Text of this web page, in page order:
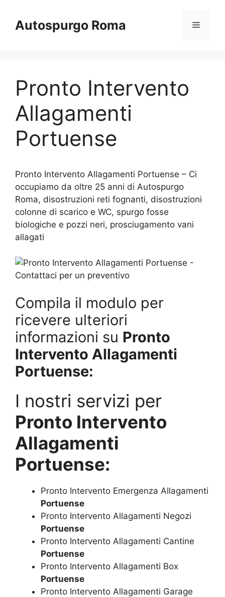
contenuto
Autospurgo Roma Menu
Pronto Intervento
Allagamenti
Portuense
Pronto Intervento Allagamenti Portuense – Ci
occupiamo da oltre 25 anni di Autospurgo
Roma, disostruzioni reti fognanti, disostruzioni
colonne di scarico e WC, spurgo fosse
biologiche e pozzi neri, prosciugamento vani
allagati
Compila il modulo per
ricevere ulteriori
informazioni su Pronto
Intervento Allagamenti
Portuense:
I nostri servizi per
Pronto Intervento
Allagamenti
Portuense:
Pronto Intervento Emergenza Allagamenti
Portuense
Pronto Intervento Allagamenti Negozi
Portuense
Pronto Intervento Allagamenti Cantine
Portuense
Pronto Intervento Allagamenti Box
Portuense
Pronto Intervento Allagamenti Garage